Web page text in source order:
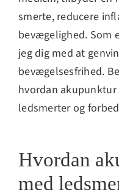
smerte, reducere
bevægelighed. Som
jeg dig med at
bevægelsesfrihed.
hvordan
ledsmerter og
Hvordan
med